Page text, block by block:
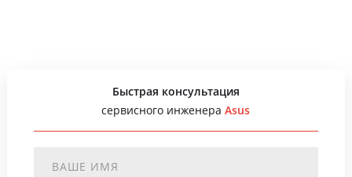
Быстрая консультация
сервисного инженераAsus